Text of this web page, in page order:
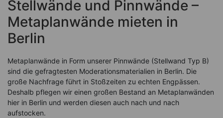
Stellwände und Pinnwände –
Metaplanwände mieten in
Berlin
Metaplanwände in Form unserer Pinnwände (Stellwand Typ B)
sind die gefragtesten Moderationsmaterialien in Berlin. Die
große Nachfrage führt in Stoßzeiten zu echten Engpässen.
Deshalb pflegen wir einen großen Bestand an Metaplanwänden
hier in Berlin und werden diesen auch nach und nach
aufstocken.